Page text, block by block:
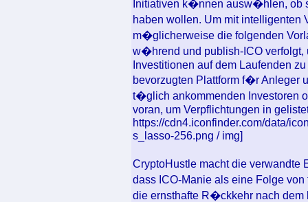
Initiativen k�nnen ausw�hlen, ob
haben wollen. Um mit
m�glicherweise die folgenden
w�hrend und publish-ICO
Investitionen auf dem Laufenden
bevorzugten Plattform f�r Anleger
t�glich ankommenden Investoren
voran, um Verpflichtungen in
https://cdn4.iconfinder.com/data/
s_lasso-256.png / img]
CryptoHustle macht die
dass ICO-Manie als eine Folge
die ernsthafte R�ckkehr nach dem